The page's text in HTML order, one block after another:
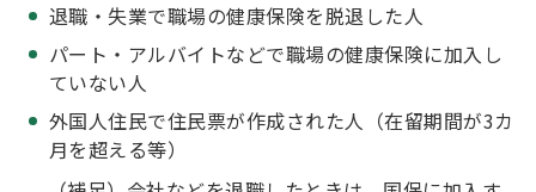
退職・失業で職場の健康保険を脱退した人
パート・アルバイトなどで職場の健康保険に加入し
ていない人
外国人住民で住民票が作成された人（在留期間が3カ
月を超える等）